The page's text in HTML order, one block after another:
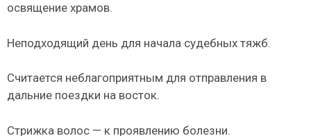
освящение храмов.
Неподходящий день для начала судебных тяжб.
Считается неблагоприятным для отправления в
дальние поездки на восток.
Стрижка волос — к проявлению болезни.